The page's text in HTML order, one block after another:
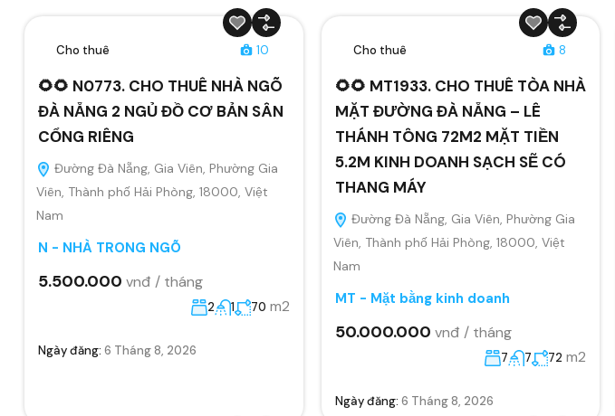
Cho thuê 10
🌻🌻 N0773. CHO THUÊ NHÀ NGÕ
ĐÀ NẴNG 2 NGỦ ĐỒ CƠ BẢN SÂN
CỔNG RIÊNG
Đường Đà Nẵng, Gia Viên, Phường Gia
Viên, Thành phố Hải Phòng, 18000, Việt
Nam
N - NHÀ TRONG NGÕ
5.500.000 vnđ / tháng
2 1 70 m2
Ngày đăng: 6 Tháng 8, 2026
Cho thuê 8
🌻🌻 MT1933. CHO THUÊ TÒA NHÀ
MẶT ĐƯỜNG ĐÀ NẴNG – LÊ
THÁNH TÔNG 72M2 MẶT TIỀN
5.2M KINH DOANH SẠCH SẼ CÓ
THANG MÁY
Đường Đà Nẵng, Gia Viên, Phường Gia
Viên, Thành phố Hải Phòng, 18000, Việt
Nam
MT - Mặt bằng kinh doanh
50.000.000 vnđ / tháng
7 7 72 m2
Ngày đăng: 6 Tháng 8, 2026